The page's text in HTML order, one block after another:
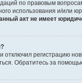
по правовым
использования и/или
акт не имеет
регистрацию
Обратитесь за